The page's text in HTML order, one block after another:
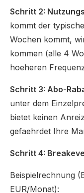
Schritt 2:
kommt der
Wochen kommt,
kommen (alle 4
hoeheren
Schritt 3: Abo-
unter dem
bietet keinen
gefaehrdet Ihre
Schritt 4:
Beispielrechnung
EUR/Monat):